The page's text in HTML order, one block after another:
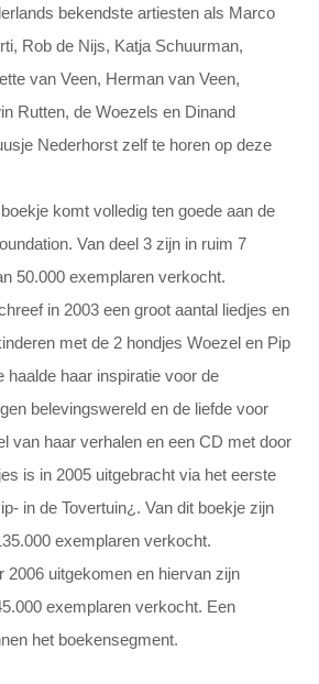
bekendste artiesten als Marco
Rob de Nijs, Katja Schuurman,
van Veen, Herman van Veen,
Rutten, de Woezels en Dinand
Nederhorst zelf te horen op deze
komt volledig ten goede aan de
Van deel 3 zijn in ruim 7
50.000 exemplaren verkocht.
in 2003 een groot aantal liedjes en
met de 2 hondjes Woezel en Pip
haalde haar inspiratie voor de
belevingswereld en de liefde voor
van haar verhalen en een CD met door
is in 2005 uitgebracht via het eerste
in de Tovertuin¿. Van dit boekje zijn
exemplaren verkocht.
2006 uitgekomen en hiervan zijn
exemplaren verkocht. Een
het boekensegment.